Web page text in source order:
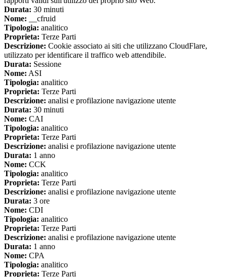
Durata: 30 minuti
Nome: __cfruid
Tipologia: analitico
Proprieta: Terze Parti
Descrizione: Cookie associato ai siti che utilizzano CloudFlare,
utilizzato per identificare il traffico web attendibile.
Durata: Sessione
Nome: ASI
Tipologia: analitico
Proprieta: Terze Parti
Descrizione: analisi e profilazione navigazione utente
Durata: 30 minuti
Nome: CAI
Tipologia: analitico
Proprieta: Terze Parti
Descrizione: analisi e profilazione navigazione utente
Durata: 1 anno
Nome: CCK
Tipologia: analitico
Proprieta: Terze Parti
Descrizione: analisi e profilazione navigazione utente
Durata: 3 ore
Nome: CDI
Tipologia: analitico
Proprieta: Terze Parti
Descrizione: analisi e profilazione navigazione utente
Durata: 1 anno
Nome: CPA
Tipologia: analitico
Proprieta: Terze Parti